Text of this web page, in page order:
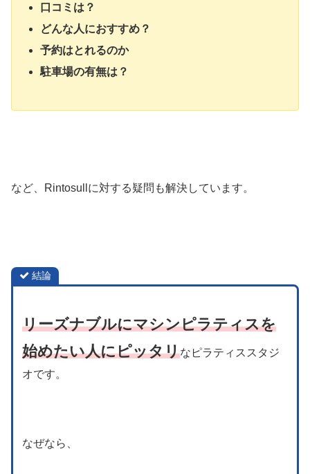
口コミは？
どんな人におすすめ？
予約はとれるのか
駐車場の有無は？
など、Rintosullに対する疑問も解決しています。
結論
リーズナブルにマシンピラティスを
始めたい人にピッタリなピラティススタジ
オです。
なぜなら、